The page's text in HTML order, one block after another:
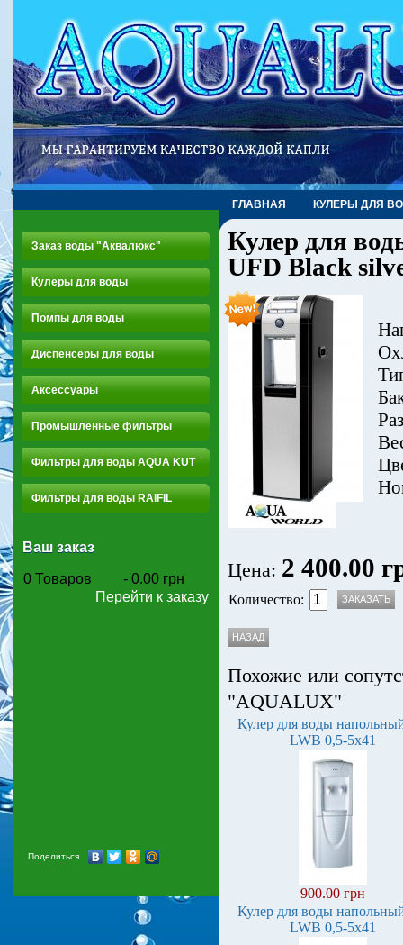
ГЛАВНАЯ КУЛЕРЫ ДЛЯ
Заказ воды "Аквалюкс"
Кулеры для воды
Помпы для воды
Диспенсеры для воды
Аксессуары
Промышленные фильтры
Фильтры для воды AQUA KUT
Фильтры для воды RAIFIL
Ваш заказ
0 Товаров - 0.00 грн
Перейти к заказу
Поделиться
Кулер для
UFD Black
Цена: 2 400.00
Количество:
Похожие или
"AQUALUX"
Кулер для воды
LWB 0,5-5x41
900.00 грн
Кулер для воды
LWB 0,5-5x41